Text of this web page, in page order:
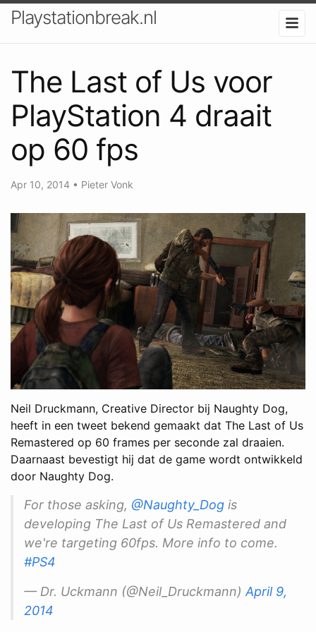
Playstationbreak.nl
The Last of Us voor
PlayStation 4 draait
op 60 fps
Apr 10, 2014 • Pieter Vonk
Neil Druckmann, Creative Director bij Naughty Dog,
heeft in een tweet bekend gemaakt dat The Last of Us
Remastered op 60 frames per seconde zal draaien.
Daarnaast bevestigt hij dat de game wordt ontwikkeld
door Naughty Dog.
For those asking, @Naughty_Dog is
developing The Last of Us Remastered and
we're targeting 60fps. More info to come.
#PS4
— Dr. Uckmann (@Neil_Druckmann) April 9,
2014